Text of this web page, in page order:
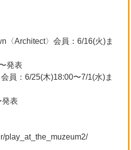
〈Architect〉会員：6/16(火)ま
発表
員：6/25(木)18:00〜7/1(水)ま
表
play_at_the_muzeum2/